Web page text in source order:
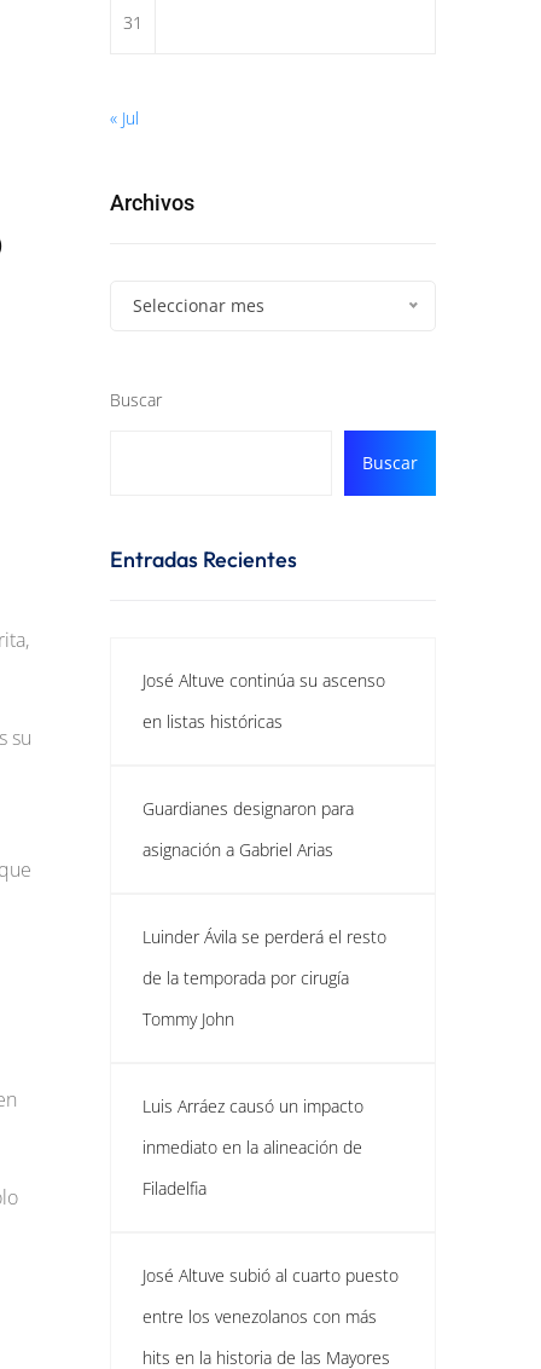
su
31
« Jul
Archivos
Seleccionar mes
Buscar
Buscar
Entradas Recientes
José Altuve continúa su ascenso
en listas históricas
Guardianes designaron para
asignación a Gabriel Arias
Luinder Ávila se perderá el resto
de la temporada por cirugía
Tommy John
Luis Arráez causó un impacto
inmediato en la alineación de
Filadelfia
José Altuve subió al cuarto puesto
entre los venezolanos con más
hits en la historia de las Mayores